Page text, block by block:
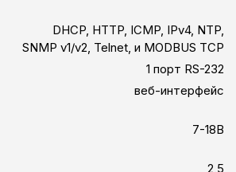
DHCP, HTTP, ICMP, IPv4, NTP,
SNMP v1/v2, Telnet, и MODBUS TCP
1 порт RS-232
веб-интерфейс
7-18В
2,5